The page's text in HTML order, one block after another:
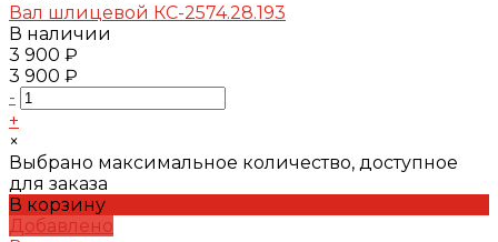
Вал шлицевой КС-2574.28.193
В наличии
3 900 ₽
3 900 ₽
-
+
×
Выбрано максимальное количество, доступное
для заказа
В корзину
Добавлено